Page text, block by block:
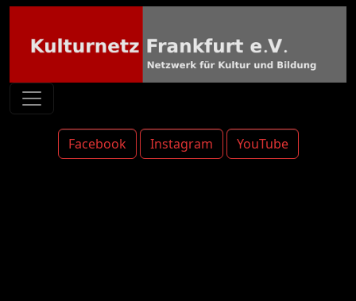
Facebook Instagram YouTube